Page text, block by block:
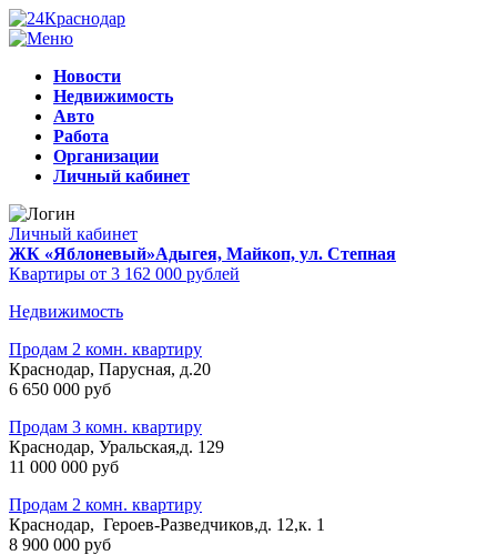
Новости
Недвижимость
Авто
Работа
Организации
Личный кабинет
Личный кабинет
ЖК «Яблоневый»Адыгея, Майкоп, ул. Степная
Квартиры от 3 162 000 рублей
Недвижимость
Продам 2 комн. квартиру
Краснодар, Парусная, д.20
6 650 000 руб
Продам 3 комн. квартиру
Краснодар, Уральская,д. 129
11 000 000 руб
Продам 2 комн. квартиру
Краснодар, Героев-Разведчиков,д. 12,к. 1
8 900 000 руб